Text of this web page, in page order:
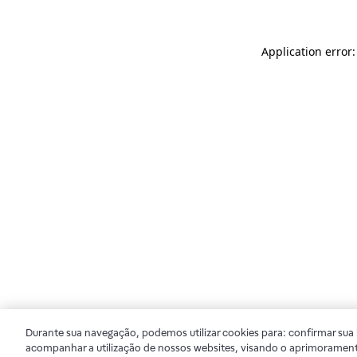
Application
Durante sua navegação, podemos utilizar cookies para: confirmar
acompanhar a utilização de nossos websites, visando o